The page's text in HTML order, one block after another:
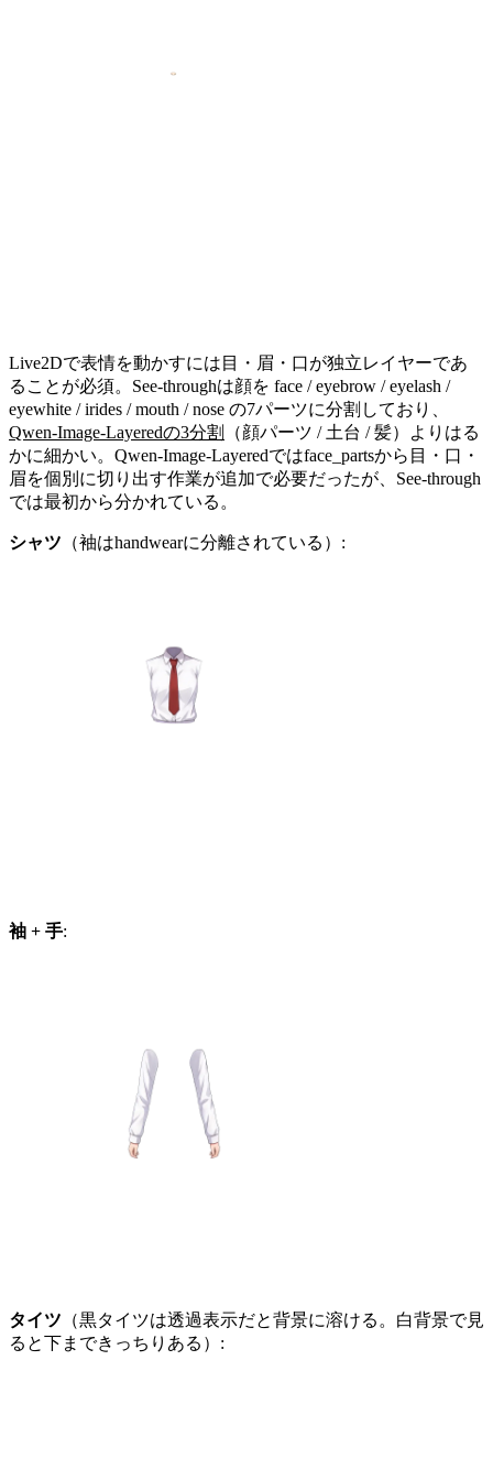
Live2Dで表情を動かすには目・眉・口が独立レイヤーであ
ることが必須。See-throughは顔を face / eyebrow / eyelash /
eyewhite / irides / mouth / nose の7パーツに分割しており、
Qwen-Image-Layeredの3分割
（顔パーツ / 土台 / 髪）よりはる
かに細かい。Qwen-Image-Layeredではface_partsから目・口・
眉を個別に切り出す作業が追加で必要だったが、See-through
では最初から分かれている。
シャツ （袖はhandwearに分離されている）:
袖 + 手:
タイツ （黒タイツは透過表示だと背景に溶ける。白背景で見
ると下まできっちりある）: